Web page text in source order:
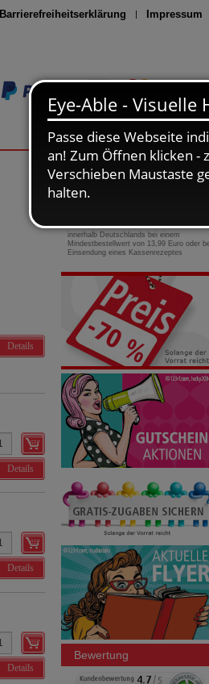
Barrierefreiheitserklärung Impressum
Seite drucken
Details
Details
Details
Details
0800-10 11 422
gebührenfreie Rufnummer
innerhalb Deutschlands bei einem
Mindestbestellwert von 13,99 Euro oder
Einsendung eines Kassenrezeptes
Bewertung